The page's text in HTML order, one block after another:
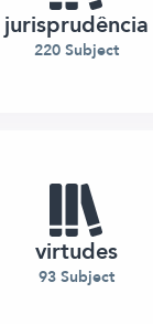
jurisprudência
220 Subject
virtudes
93 Subject